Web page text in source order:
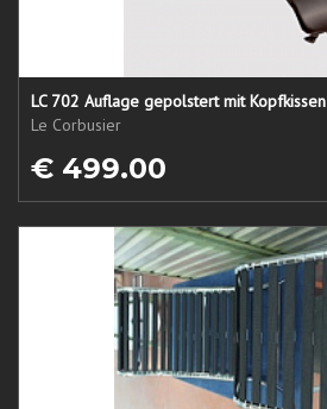
LC 702 Auflage gepolstert mit Kopfkissen
Le Corbusier
€ 499.00